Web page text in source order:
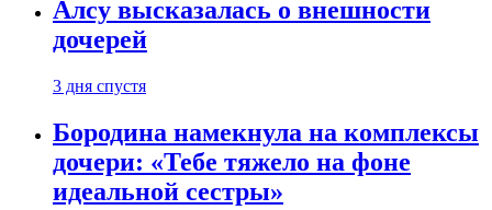
Алсу высказалась о внешности
дочерей
3 дня спустя
Бородина намекнула на комплексы
дочери: «Тебе тяжело на фоне
идеальной сестры»